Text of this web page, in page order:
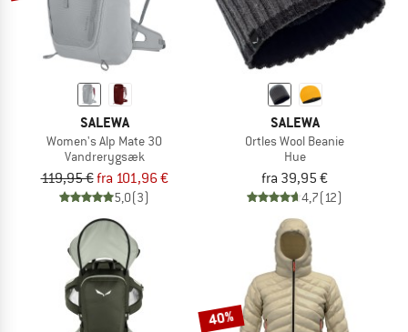
SALEWA
Women's Alp Mate 30
Vandrerygsæk
119,95 €fra 101,96 €
5,0(3)
SALEWA
Ortles Wool Beanie
Hue
fra 39,95 €
4,7(12)
40%